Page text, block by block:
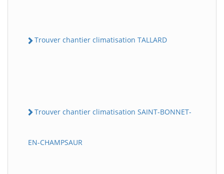
Trouver chantier climatisation TALLARD
Trouver chantier climatisation SAINT-BONNET-
EN-CHAMPSAUR